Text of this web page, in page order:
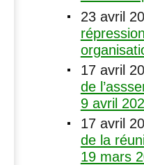
23 avril
17 avril
de
9 avril
17 avril
de la
19 mars